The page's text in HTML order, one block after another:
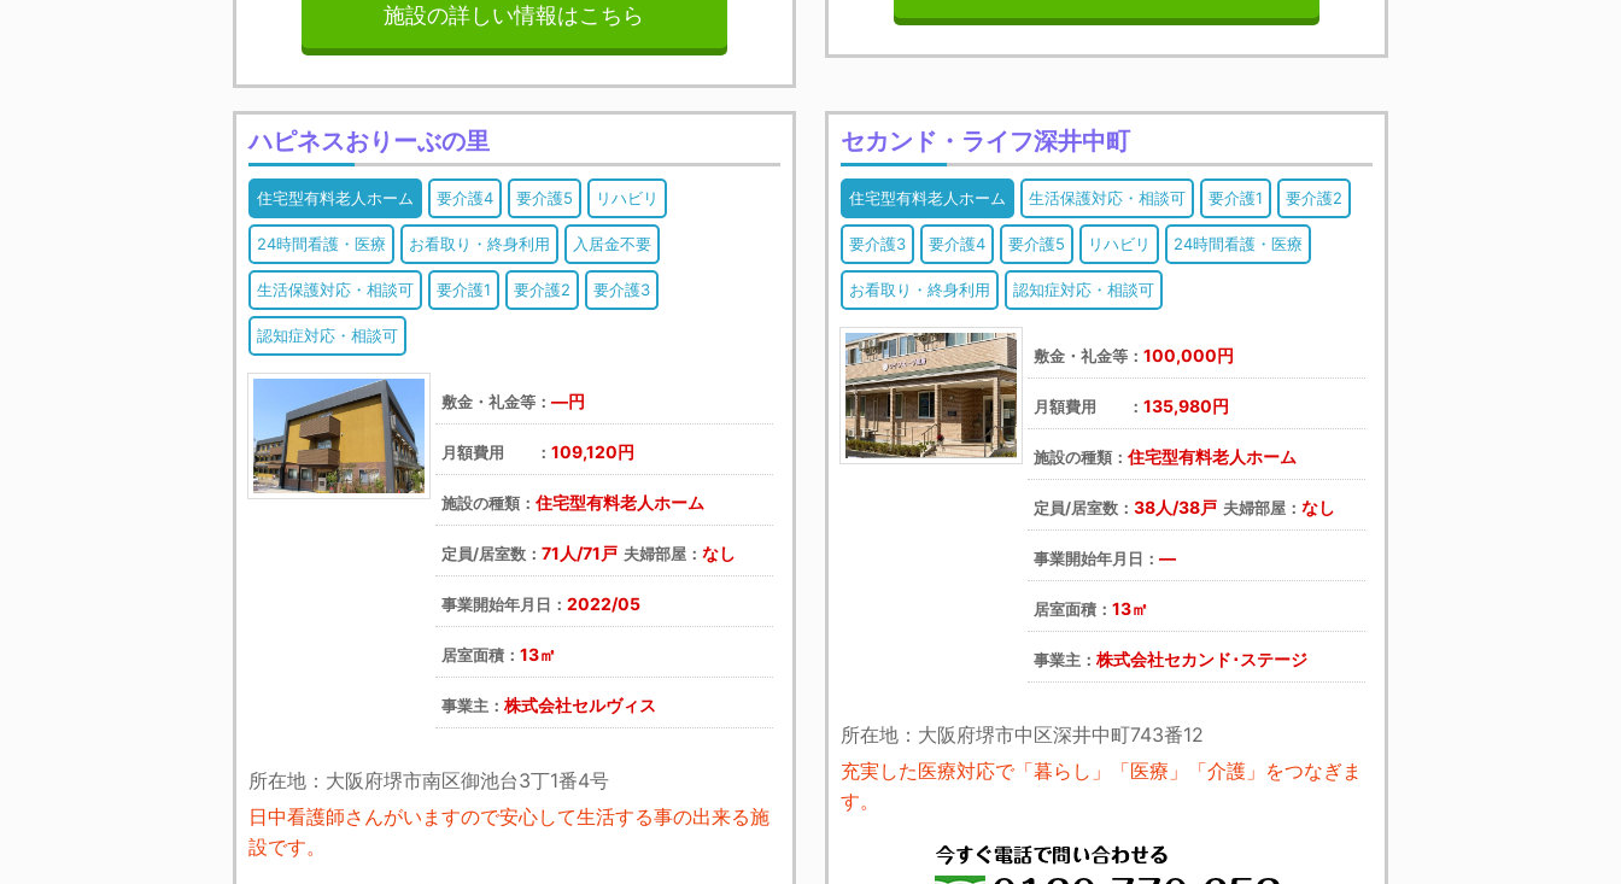
施設の詳しい情報はこちら
ハピネスおりーぶの里
住宅型有料老人ホーム 要介護4 要介護5 リハビリ
24時間看護・医療 お看取り・終身利用 入居金不要
生活保護対応・相談可 要介護1 要介護2 要介護3
認知症対応・相談可
敷金・礼金等：―円
月額費用 ：109,120円
施設の種類：住宅型有料老人ホーム
定員/居室数：71人/71戸 夫婦部屋：なし
事業開始年月日：2022/05
居室面積：13㎡
事業主：株式会社セルヴィス
所在地：大阪府堺市南区御池台3丁1番4号
日中看護師さんがいますので安心して生活する事の出来る施
設です。
セカンド・ライフ深井中町
住宅型有料老人ホーム 生活保護対応・相談可 要介護1 要介護2
要介護3 要介護4 要介護5 リハビリ 24時間看護・医療
お看取り・終身利用 認知症対応・相談可
敷金・礼金等：100,000円
月額費用 ：135,980円
施設の種類：住宅型有料老人ホーム
定員/居室数：38人/38戸 夫婦部屋：なし
事業開始年月日：―
居室面積：13㎡
事業主：株式会社セカンド･ステージ
所在地：大阪府堺市中区深井中町743番12
充実した医療対応で「暮らし」「医療」「介護」をつなぎま
す。